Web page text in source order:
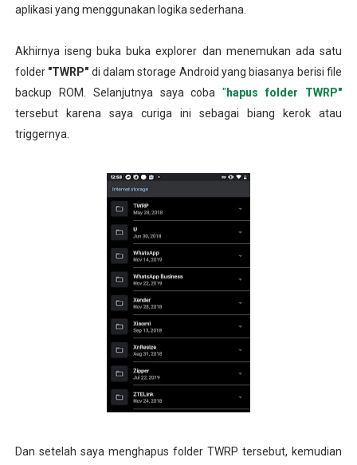
aplikasi yang menggunakan logika sederhana.
Akhirnya iseng buka buka explorer dan menemukan ada satu
folder "TWRP" di dalam storage Android yang biasanya berisi file
backup ROM. Selanjutnya saya coba" hapus folder TWRP"
tersebut karena saya curiga ini sebagai biang kerok atau
triggernya.
Dan setelah saya menghapus folder TWRP tersebut, kemudian